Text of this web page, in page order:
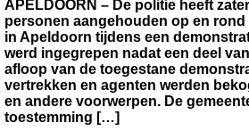
APELDOORN – De politie heeft
personen aangehouden op en rond
in Apeldoorn tijdens een
werd ingegrepen nadat een deel
afloop van de toegestane
vertrekken en agenten werden
en andere voorwerpen. De
toestemming […]